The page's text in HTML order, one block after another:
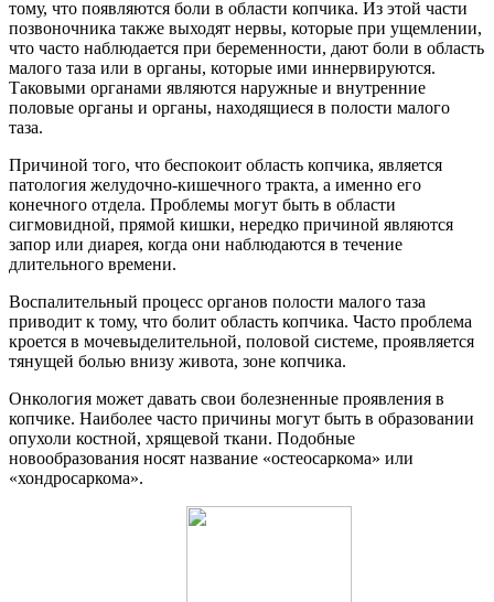
тому, что появляются боли в области копчика. Из этой части
позвоночника также выходят нервы, которые при ущемлении,
что часто наблюдается при беременности, дают боли в область
малого таза или в органы, которые ими иннервируются.
Таковыми органами являются наружные и внутренние
половые органы и органы, находящиеся в полости малого
таза.
Причиной того, что беспокоит область копчика, является
патология желудочно-кишечного тракта, а именно его
конечного отдела. Проблемы могут быть в области
сигмовидной, прямой кишки, нередко причиной являются
запор или диарея, когда они наблюдаются в течение
длительного времени.
Воспалительный процесс органов полости малого таза
приводит к тому, что болит область копчика. Часто проблема
кроется в мочевыделительной, половой системе, проявляется
тянущей болью внизу живота, зоне копчика.
Онкология может давать свои болезненные проявления в
копчике. Наиболее часто причины могут быть в образовании
опухоли костной, хрящевой ткани. Подобные
новообразования носят название «остеосаркома» или
«хондросаркома».